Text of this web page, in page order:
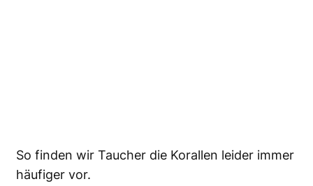
So finden wir Taucher die Korallen leider immer
häufiger vor.